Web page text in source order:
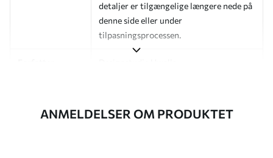
detaljer er tilgængelige længere nede på
denne side eller under
tilpasningsprocessen.
Efterbehandling Halvmat.
ANMELDELSER OM PRODUKTET